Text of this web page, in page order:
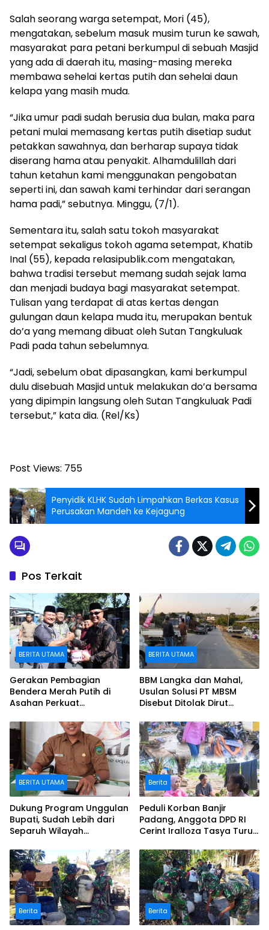
Salah seorang warga setempat, Mori (45),
mengatakan, sebelum masuk musim turun ke sawah,
masyarakat para petani berkumpul di sebuah Masjid
yang ada di daerah itu, masing-masing mereka
membawa sehelai kertas putih dan sehelai daun
kelapa yang masih muda.
“Jika umur padi sudah berusia dua bulan, maka para
petani mulai memasang kertas putih disetiap sudut
petakkan sawahnya, dan berharap supaya tidak
diserang hama atau penyakit. Alhamdulillah dari
tahun ketahun kami menggunakan pengobatan
seperti ini, dan sawah kami terhindar dari serangan
hama padi,” sebutnya. Minggu, (7/1).
Sementara itu, salah satu tokoh masyarakat
setempat sekaligus tokoh agama setempat, Khatib
Inal (55), kepada relasipublik.com mengatakan,
bahwa tradisi tersebut memang sudah sejak lama
dan menjadi budaya bagi masyarakat setempat.
Tulisan yang terdapat di atas kertas dengan
gulungan daun kelapa muda itu, merupakan bentuk
do’a yang memang dibuat oleh Sutan Tangkuluak
Padi pada tahun sebelumnya.
“Jadi, sebelum obat dipasangkan, kami berkumpul
dulu disebuah Masjid untuk melakukan do’a bersama
yang dipimpin langsung oleh Sutan Tangkuluak Padi
tersebut,” kata dia. (Rel/Ks)
Post Views: 755
Penyidik KLHK Sudah Limpahkan Berkas Kasus
Perusakan Mandeh ke Kejagung
Pos Terkait
BERITA UTAMA
Gerakan Pembagian
Bendera Merah Putih di
Asahan Perkuat
Dorong Partisipasi
Masyarakat hingga
Pelosok Desa
BERITA UTAMA
BBM Langka dan Mahal,
Usulan Solusi PT MBSM
Disebut Ditolak Dirut
Membangun
BERITA UTAMA
Dukung Program Unggulan
Bupati, Sudah Lebih dari
Separuh Wilayah
Berhasil Terkoneksi
Berita
Peduli Korban Banjir
Padang, Anggota DPD RI
Cerint Iralloza Tasya Turun
Bantuan Logistik
Berita Berita